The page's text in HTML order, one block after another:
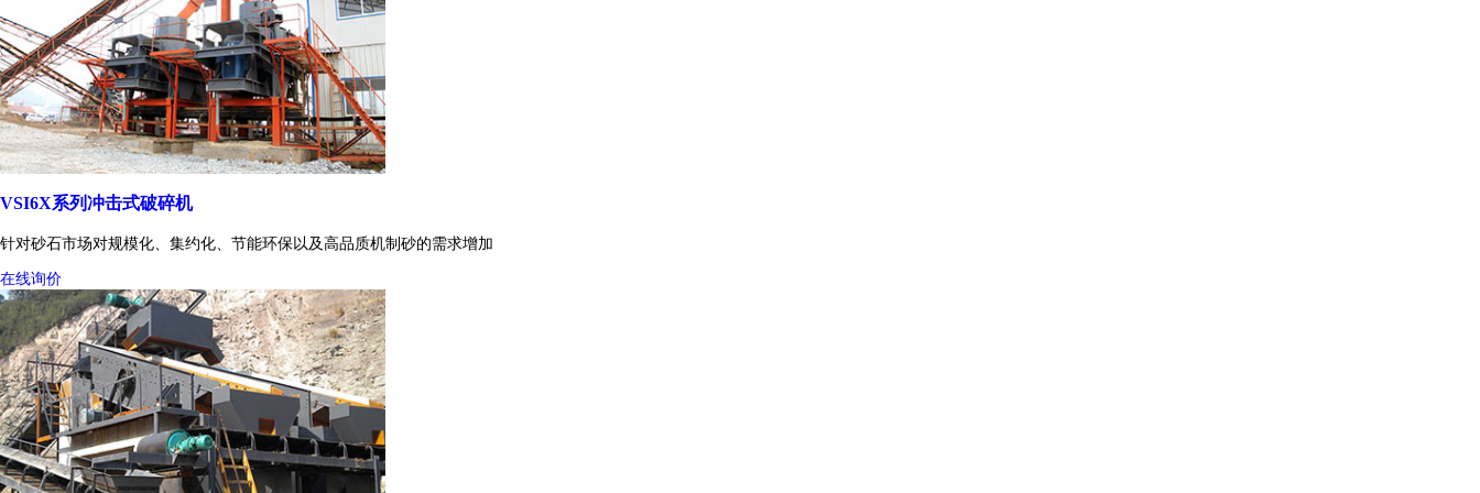
VSI6X系列冲击式破碎机
针对砂石市场对规模化、集约化、节能环保以及高品质机制砂的需求增加
在线询价